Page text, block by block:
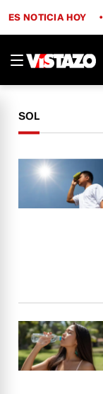
ES NOTICIA HOY
SOL